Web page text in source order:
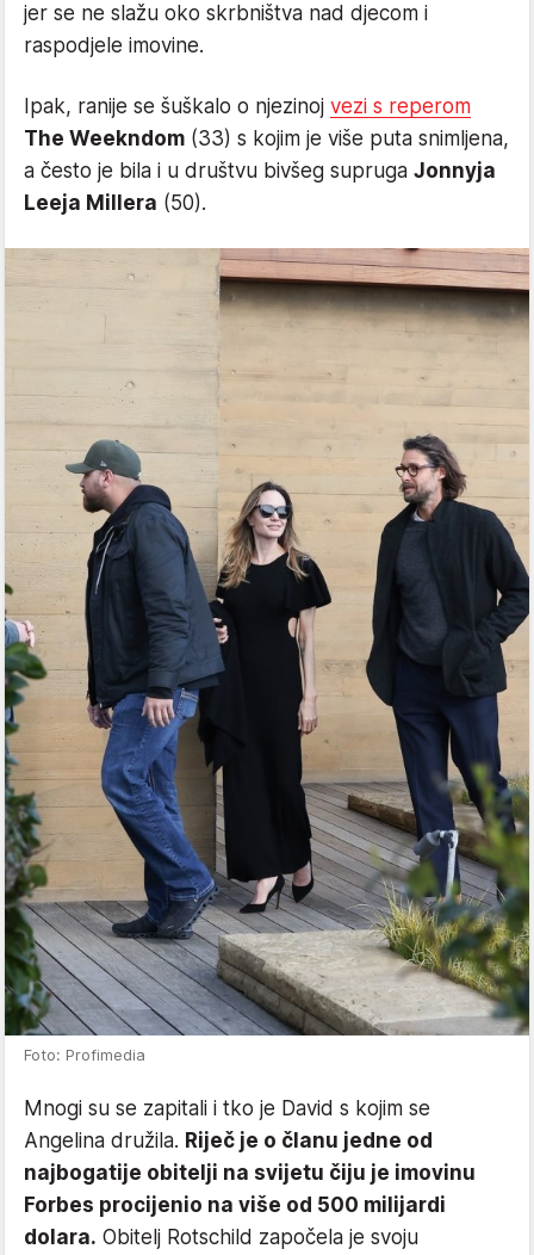
jer se ne slažu oko skrbništva nad djecom i
raspodjele imovine.
Ipak, ranije se šuškalo o njezinoj vezi s reperom
The Weekndom (33) s kojim je više puta snimljena,
a često je bila i u društvu bivšeg supruga Jonnyja
Leeja Millera (50).
Foto: Profimedia
Mnogi su se zapitali i tko je David s kojim se
Angelina družila. Riječ je o članu jedne od
najbogatije obitelji na svijetu čiju je imovinu
Forbes procijenio na više od 500 milijardi
dolara. Obitelj Rotschild započela je svoju